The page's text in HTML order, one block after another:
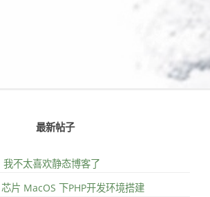
最新帖子
我不太喜欢静态博客了
片 MacOS 下PHP开发环境搭建